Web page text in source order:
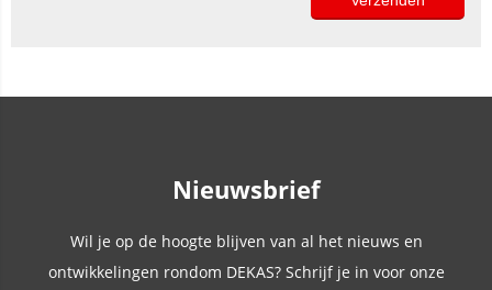
Nieuwsbrief
Wil je op de hoogte blijven van al het nieuws en
ontwikkelingen rondom DEKAS? Schrijf je in voor onze